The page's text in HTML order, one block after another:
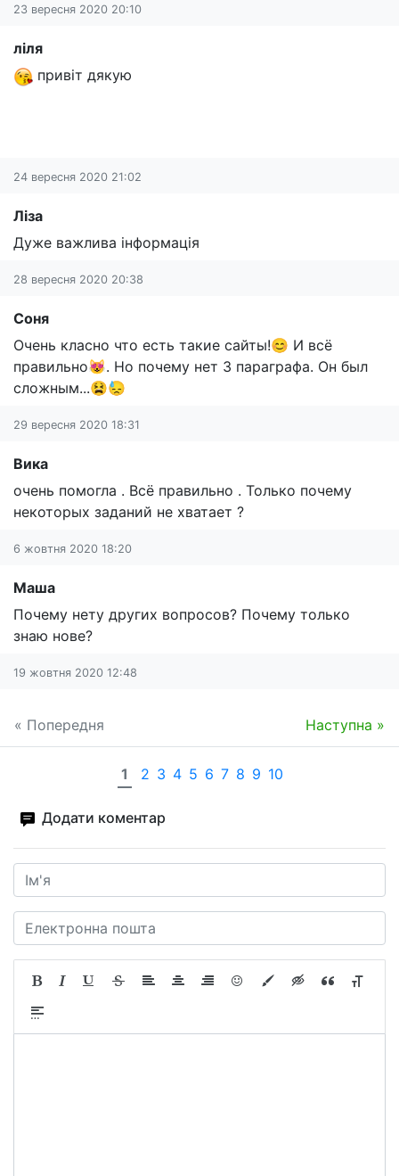
23 вересня 2020 20:10
ліля
привіт дякую
24 вересня 2020 21:02
Ліза
Дуже важлива інформація
28 вересня 2020 20:38
Соня
Очень класно что есть такие сайты!😊 И всё
правильно😻. Но почему нет 3 параграфа. Он был
сложным...😫😓
29 вересня 2020 18:31
Вика
очень помогла . Всё правильно . Только почему
некоторых заданий не хватает ?
6 жовтня 2020 18:20
Маша
Почему нету других вопросов? Почему только
знаю нове?
19 жовтня 2020 12:48
« Попередня Наступна »
1 2 3 4 5 6 7 8 9 10
Додати коментар